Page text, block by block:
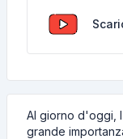
Al giorno d'oggi,
grande